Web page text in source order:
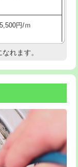
円
円
円
円/ｍ
地調査
円
円
円
れます。